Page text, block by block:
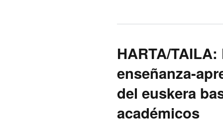
HARTA/
enseñanza-
del euskera
académicos